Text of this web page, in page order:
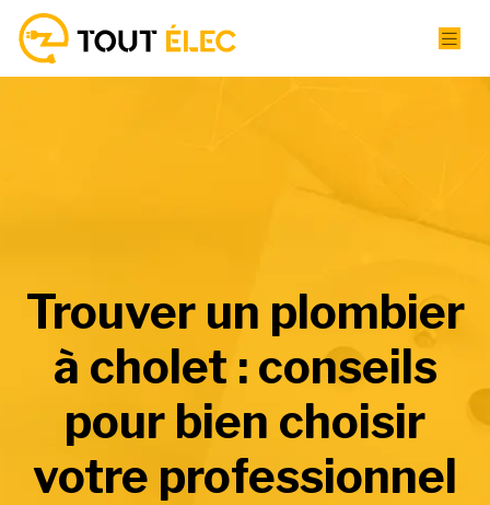
Trouver un plombier
à cholet : conseils
pour bien choisir
votre professionnel